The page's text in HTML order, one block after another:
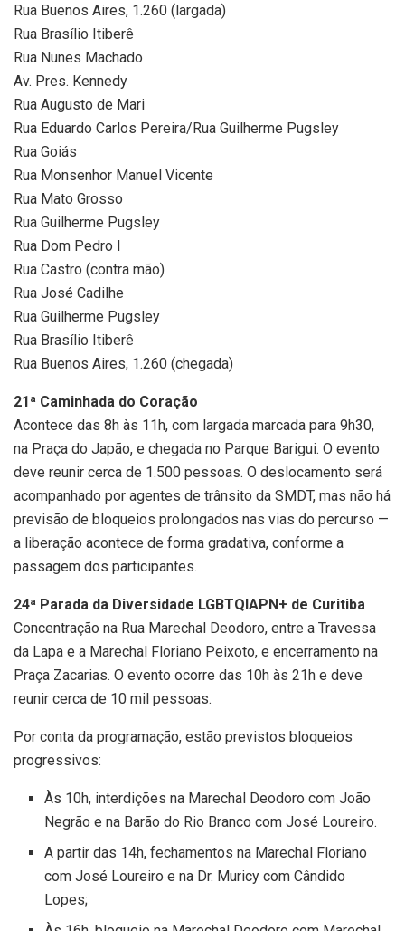
Rua Buenos Aires, 1.260 (largada)
Rua Brasílio Itiberê
Rua Nunes Machado
Av. Pres. Kennedy
Rua Augusto de Mari
Rua Eduardo Carlos Pereira/Rua Guilherme Pugsley
Rua Goiás
Rua Monsenhor Manuel Vicente
Rua Mato Grosso
Rua Guilherme Pugsley
Rua Dom Pedro I
Rua Castro (contra mão)
Rua José Cadilhe
Rua Guilherme Pugsley
Rua Brasílio Itiberê
Rua Buenos Aires, 1.260 (chegada)
21ª Caminhada do Coração
Acontece das 8h às 11h, com largada marcada para 9h30,
na Praça do Japão, e chegada no Parque Barigui. O evento
deve reunir cerca de 1.500 pessoas. O deslocamento será
acompanhado por agentes de trânsito da SMDT, mas não há
previsão de bloqueios prolongados nas vias do percurso —
a liberação acontece de forma gradativa, conforme a
passagem dos participantes.
24ª Parada da Diversidade LGBTQIAPN+ de Curitiba
Concentração na Rua Marechal Deodoro, entre a Travessa
da Lapa e a Marechal Floriano Peixoto, e encerramento na
Praça Zacarias. O evento ocorre das 10h às 21h e deve
reunir cerca de 10 mil pessoas.
Por conta da programação, estão previstos bloqueios
progressivos:
Às 10h, interdições na Marechal Deodoro com João
Negrão e na Barão do Rio Branco com José Loureiro.
A partir das 14h, fechamentos na Marechal Floriano
com José Loureiro e na Dr. Muricy com Cândido
Lopes;